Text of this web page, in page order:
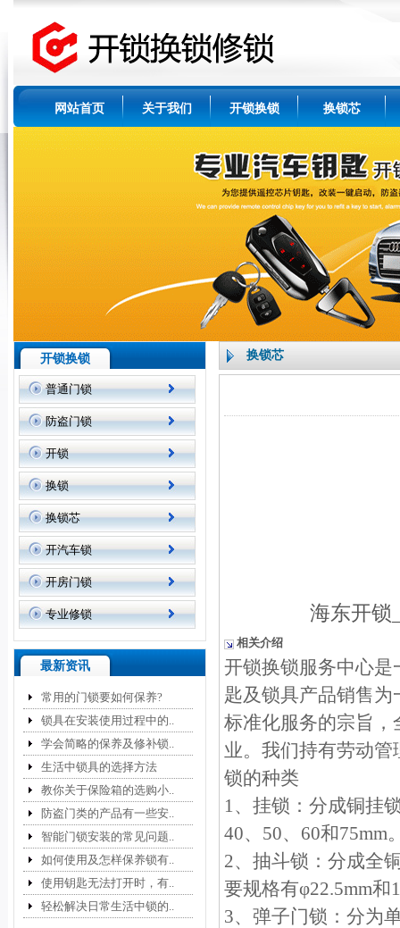
网站首页 关于我们 开锁换锁 换锁芯
开锁换锁
普通门锁
防盗门锁
开锁
换锁
换锁芯
开汽车锁
开房门锁
专业修锁
最新资讯
常用的门锁要如何保养?
锁具在安装使用过程中的..
学会简略的保养及修补锁..
生活中锁具的选择方法
教你关于保险箱的选购小..
防盗门类的产品有一些安..
智能门锁安装的常见问题..
如何使用及怎样保养锁有..
使用钥匙无法打开时，有..
轻松解决日常生活中锁的..
换锁芯
海东开锁
相关介绍
开锁换锁服务中心
匙及锁具产品销售
标准化服务的宗旨
业。我们持有劳动
锁的种类
1、挂锁：分成铜挂
40、50、60和75mm
2、抽斗锁：分成全
要规格有φ22.5mm和
3、弹子门锁：分为